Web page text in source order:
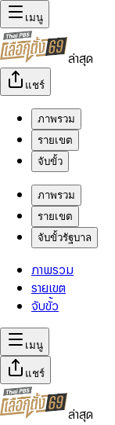
เมนู
ล่าสุด
แชร์
ภาพรวม
รายเขต
จับขั้ว
ภาพรวม
รายเขต
จับขั้วรัฐบาล
ภาพรวม
รายเขต
จับขั้ว
เมนู
แชร์
ล่าสุด